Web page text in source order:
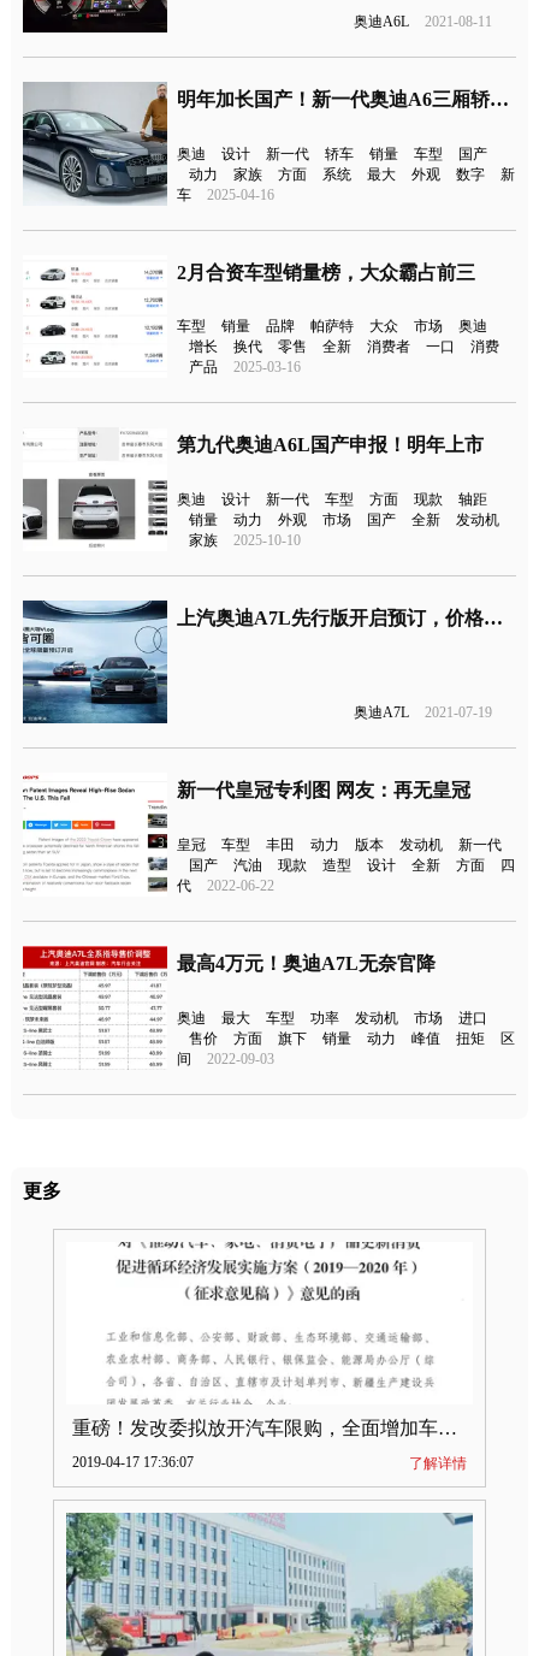
奥迪A6L 2021-08-11
明年加长国产！新一代奥迪A6三厢轿车全球首发
奥迪 设计 新一代 轿车 销量 车型
国产
动力
家族 方面 系统 最大 外观 数字
新
车
2025-04-16
2月合资车型销量榜，大众霸占前三
车型 销量 品牌 帕萨特 大众 市场
奥迪
增长
换代 零售 全新 消费者 一口
消费
产品
2025-03-16
第九代奥迪A6L国产申报！明年上市
奥迪 设计 新一代 车型 方面 现款
轴距
销量
动力 外观 市场 国产 全新
发动机
家族
2025-10-10
上汽奥迪A7L先行版开启预订，价格不高于70万
奥迪A7L 2021-07-19
新一代皇冠专利图 网友：再无皇冠
皇冠 车型 丰田 动力 版本 发动机
新一代
国产
汽油 现款 造型 设计 全新 方面
四
代
2022-06-22
最高4万元！奥迪A7L无奈官降
奥迪 最大 车型 功率 发动机 市场
进口
售价
方面 旗下 销量 动力 峰值 扭矩
区
间
2022-09-03
更多
重磅！发改委拟放开汽车限购，全面增加车牌指标
2019-04-17 17:36:07 了解详情